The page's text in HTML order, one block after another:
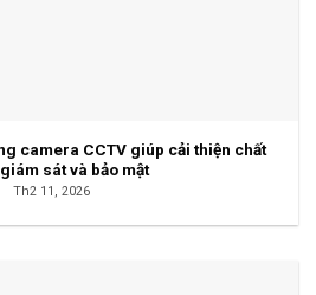
camera CCTV giúp cải thiện chất
sát và bảo mật
Th2 11, 2026